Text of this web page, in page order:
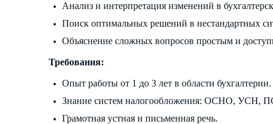
Анализ и интерпретация изменений в
Поиск оптимальных решений в нестандартных
Объяснение сложных вопросов простым и
Требования:
Опыт работы от 1 до 3 лет в области бухгалтерии.
Знание систем налогообложения: ОСНО, УСН,
Грамотная устная и письменная речь.